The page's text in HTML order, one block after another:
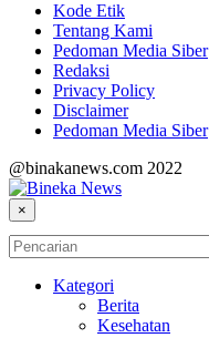
Kode Etik
Tentang Kami
Pedoman Media Siber
Redaksi
Privacy Policy
Disclaimer
Pedoman Media Siber
@binakanews.com 2022
×
Kategori
Berita
Kesehatan